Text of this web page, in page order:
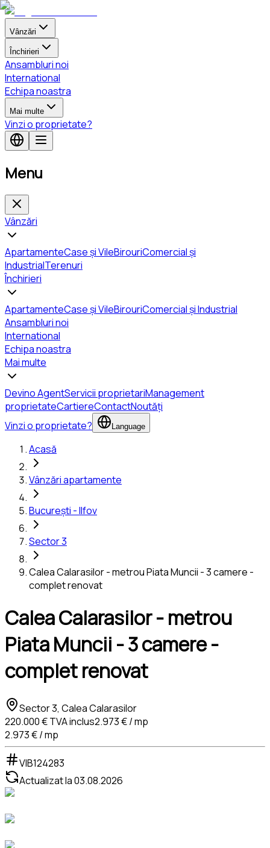
Vânzări
Închirieri
Ansambluri noi
International
Echipa noastra
Mai multe
Vinzi o proprietate?
Menu
Vânzări
ApartamenteCase și VileBirouriComercial și
IndustrialTerenuri
Închirieri
ApartamenteCase și VileBirouriComercial și Industrial
Ansambluri noi
International
Echipa noastra
Mai multe
Devino AgentServicii proprietariManagement
proprietateCartiereContactNoutăți
Vinzi o proprietate?
Language
Acasă
Vânzări apartamente
București - Ilfov
Sector 3
Calea Calarasilor - metrou Piata Muncii - 3 camere -
complet renovat
Calea Calarasilor - metrou
Piata Muncii - 3 camere -
complet renovat
Sector 3, Calea Calarasilor
220.000 €TVA inclus2.973 € / mp
2.973 € / mp
VIB124283
Actualizat la03.08.2026